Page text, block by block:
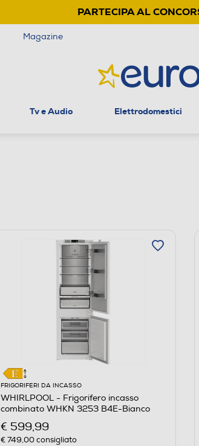
PARTECIPA AL
Magazine
Tv e Audio Elettrodomestici
FRIGORIFERI DA INCASSO
WHIRLPOOL - Frigorifero incasso
combinato WHKN 3253 B4E-Bianco
€ 599,99
€ 749,00consigliato